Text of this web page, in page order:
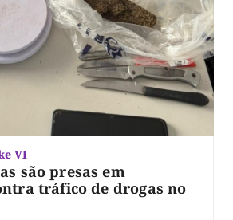
VI
são presas em
tráfico de drogas no